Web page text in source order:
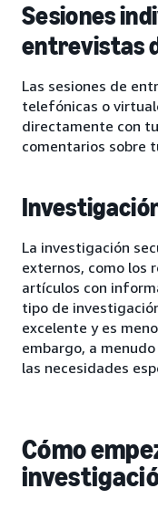
Sesiones
entrevistas
Las sesiones de
telefónicas o
directamente con
comentarios sobre
La investigación
externos, como los
artículos con
tipo de
excelente y es
embargo, a
las necesidades
Cómo